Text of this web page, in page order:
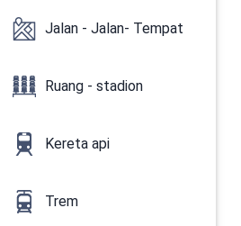
Jalan - Jalan- Tempat
Ruang - stadion
Kereta api
Trem